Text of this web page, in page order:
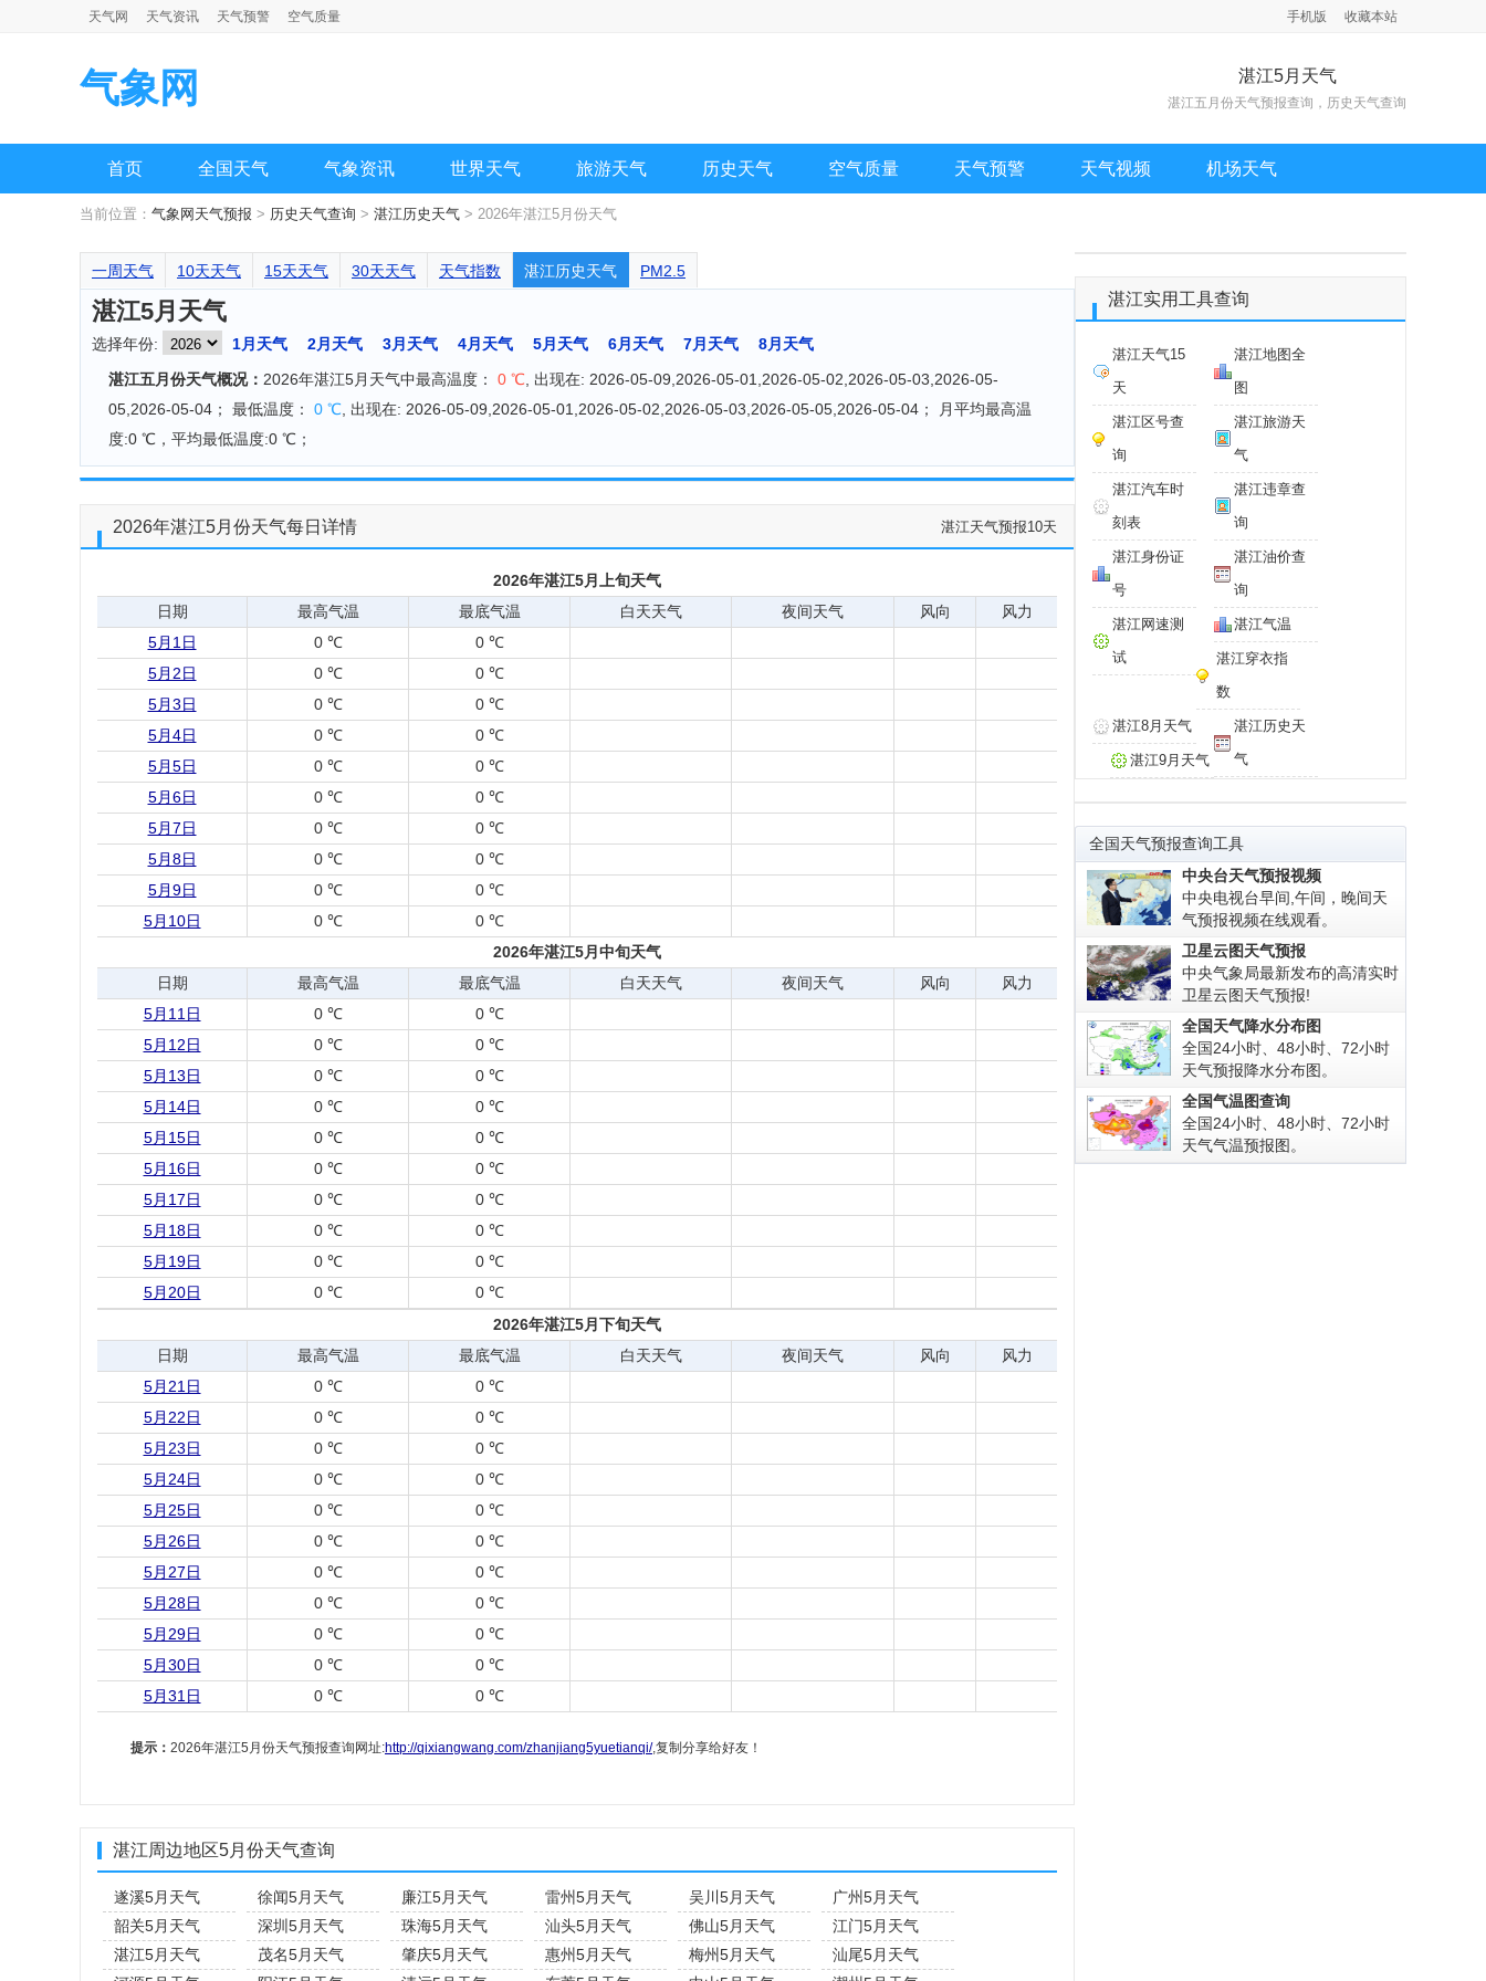
天气网 天气资讯 天气预警 空气质量 手机版 收藏本站
气象网 湛江5月天气
湛江五月份天气预报查询，历史天气查询
首页 全国天气 气象资讯 世界天气 旅游天气 历史天气 空气质量 天气预警 天气视频 机场天气
当前位置： 气象网天气预报 > 历史天气查询 > 湛江历史天气 > 2026年湛江5月份天气
一周天气 10天天气 15天天气 30天天气 天气指数 湛江历史天气 PM2.5
湛江5月天气
选择年份: 1月天气 2月天气 3月天气 4月天气 5月天气 6月天气 7月天气
8月天气
湛江五月份天气概况： 2026年湛江5月天气中最高温度： 0 ℃ , 出现在: 2026-05-09,2026-05-01,2026-05-02,2026-05-03,2026-05-
05,2026-05-04； 最低温度： 0 ℃ , 出现在: 2026-05-09,2026-05-01,2026-05-02,2026-05-03,2026-05-05,2026-05-04； 月平均最高温
度:0 ℃，平均最低温度:0 ℃；
2026年湛江5月份天气每日详情 湛江天气预报10天
2026年湛江5月上旬天气
日期
最高气温 最底气温 白天天气 夜间天气 风向
风力
5月1日
0 ℃
0 ℃
5月2日
0 ℃
0 ℃
5月3日
0 ℃
0 ℃
5月4日
0 ℃
0 ℃
5月5日
0 ℃
0 ℃
5月6日
0 ℃
0 ℃
5月7日
0 ℃
0 ℃
5月8日
0 ℃
0 ℃
5月9日
0 ℃
0 ℃
5月10日
0 ℃
0 ℃
2026年湛江5月中旬天气
日期
最高气温 最底气温 白天天气 夜间天气 风向
风力
5月11日
0 ℃
0 ℃
5月12日
0 ℃
0 ℃
5月13日
0 ℃
0 ℃
5月14日
0 ℃
0 ℃
5月15日
0 ℃
0 ℃
5月16日
0 ℃
0 ℃
5月17日
0 ℃
0 ℃
5月18日
0 ℃
0 ℃
5月19日
0 ℃
0 ℃
5月20日
0 ℃
0 ℃
2026年湛江5月下旬天气
日期
最高气温 最底气温 白天天气 夜间天气 风向
风力
5月21日
0 ℃
0 ℃
5月22日
0 ℃
0 ℃
5月23日
0 ℃
0 ℃
5月24日
0 ℃
0 ℃
5月25日
0 ℃
0 ℃
5月26日
0 ℃
0 ℃
5月27日
0 ℃
0 ℃
5月28日
0 ℃
0 ℃
5月29日
0 ℃
0 ℃
5月30日
0 ℃
0 ℃
5月31日
0 ℃ 0 ℃
提示： 2026年湛江5月份天气预报查询网址:http://qixiangwang.com/zhanjiang5yuetianqi/,复制分享给好友！
湛江周边地区5月份天气查询
遂溪5月天气 徐闻5月天气 廉江5月天气 雷州5月天气 吴川5月天气
广州5月天气
韶关5月天气
深圳5月天气 珠海5月天气 汕头5月天气 佛山5月天气
江门5月天气
湛江5月天气
茂名5月天气 肇庆5月天气 惠州5月天气 梅州5月天气
汕尾5月天气
湛江实用工具查询
湛江天气15
天
湛江地图全
图
湛江区号查
询
湛江旅游天
气
湛江汽车时
刻表
湛江违章查
询
湛江身份证
号
湛江油价查
询
湛江网速测
试
湛江气温
湛江穿衣指
数
湛江历史天
气
湛江8月天气
湛江9月天气
全国天气预报查询工具
中央台天气预报视频
中央电视台早间,午间，晚间天
气预报视频在线观看。
卫星云图天气预报
中央气象局最新发布的高清实时
卫星云图天气预报!
全国天气降水分布图
全国24小时、48小时、72小时
天气预报降水分布图。
全国气温图查询
全国24小时、48小时、72小时
天气气温预报图。